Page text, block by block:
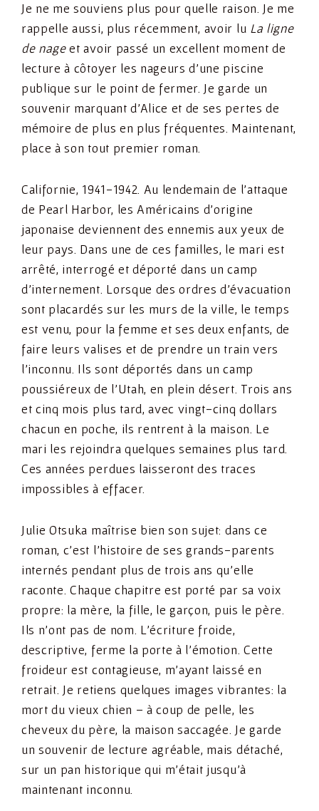
Je ne me souviens plus pour quelle raison. Je me
rappelle aussi, plus récemment, avoir lu La ligne
de nageet avoir passé un excellent moment de
lecture à côtoyer les nageurs d’une piscine
publique sur le point de fermer. Je garde un
souvenir marquant d’Alice et de ses pertes de
mémoire de plus en plus fréquentes. Maintenant,
place à son tout premier roman.
Californie, 1941-1942. Au lendemain de l’attaque
de Pearl Harbor, les Américains d’origine
japonaise deviennent des ennemis aux yeux de
leur pays. Dans une de ces familles, le mari est
arrêté, interrogé et déporté dans un camp
d’internement. Lorsque des ordres d’évacuation
sont placardés sur les murs de la ville, le temps
est venu, pour la femme et ses deux enfants, de
faire leurs valises et de prendre un train vers
l’inconnu. Ils sont déportés dans un camp
poussiéreux de l’Utah, en plein désert. Trois ans
et cinq mois plus tard, avec vingt-cinq dollars
chacun en poche, ils rentrent à la maison. Le
mari les rejoindra quelques semaines plus tard.
Ces années perdues laisseront des traces
impossibles à effacer.
Julie Otsuka maîtrise bien son sujet: dans ce
roman, c’est l’histoire de ses grands-parents
internés pendant plus de trois ans qu’elle
raconte. Chaque chapitre est porté par sa voix
propre: la mère, la fille, le garçon, puis le père.
Ils n’ont pas de nom. L’écriture froide,
descriptive, ferme la porte à l’émotion. Cette
froideur est contagieuse, m’ayant laissé en
retrait. Je retiens quelques images vibrantes: la
mort du vieux chien – à coup de pelle, les
cheveux du père, la maison saccagée. Je garde
un souvenir de lecture agréable, mais détaché,
sur un pan historique qui m’était jusqu’à
maintenant inconnu.